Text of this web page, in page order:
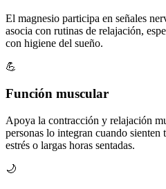
El magnesio participa en señales
asocia con rutinas de relajación,
con higiene del sueño.
💪
Función muscular
Apoya la contracción y relajación
personas lo integran cuando sienten
estrés o largas horas sentadas.
🌙